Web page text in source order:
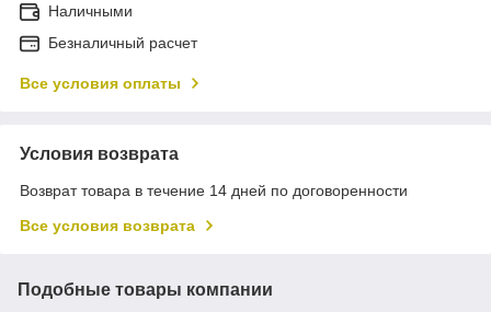
Наличными
Безналичный расчет
Все условия оплаты
Условия возврата
Возврат товара в течение 14 дней по договоренности
Все условия возврата
Подобные товары компании